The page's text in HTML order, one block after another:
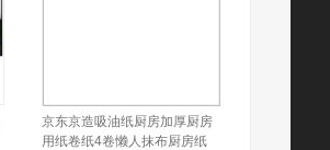
京东京造吸油纸厨房加厚厨房
用纸卷纸4卷懒人抹布厨房纸